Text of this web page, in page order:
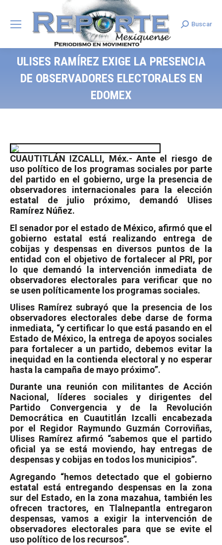
Search:
Buscar
ULISES RAMÍREZ EXIGE LA PRESENCIA
DE OBSERVADORES ELECTORALES EN
EDOMEX
CUAUTITLÁN IZCALLI, Méx.- Ante el riesgo de
uso político de los programas sociales por parte
del partido en el gobierno, urge la presencia de
observadores internacionales para la elección
estatal de julio próximo, demandó Ulises
Ramírez Núñez.
El senador por el estado de México, afirmó que el
gobierno estatal está realizando entrega de
cobijas y despensas en diversos puntos de la
entidad con el objetivo de fortalecer al PRI, por
lo que demandó la intervención inmediata de
observadores electorales para verificar que no
se usen políticamente los programas sociales.
Ulises Ramírez subrayó que la presencia de los
observadores electorales debe darse de forma
inmediata, “y certificar lo que está pasando en el
Estado de México, la entrega de apoyos sociales
para fortalecer a un partido, debemos evitar la
inequidad en la contienda electoral y no esperar
hasta la campaña de mayo próximo”.
Durante una reunión con militantes de Acción
Nacional, líderes sociales y dirigentes del
Partido Convergencia y de la Revolución
Democrática en Cuautitlán Izcalli encabezada
por el Regidor Raymundo Guzmán Corroviñas,
Ulises Ramírez afirmó “sabemos que el partido
oficial ya se está moviendo, hay entregas de
despensas y cobijas en todos los municipios”.
Agregando “hemos detectado que el gobierno
estatal está entregando despensas en la zona
sur del Estado, en la zona mazahua, también les
ofrecen tractores, en Tlalnepantla entregaron
despensas, vamos a exigir la intervención de
observadores electorales para que se evite el
uso político de los recursos”.